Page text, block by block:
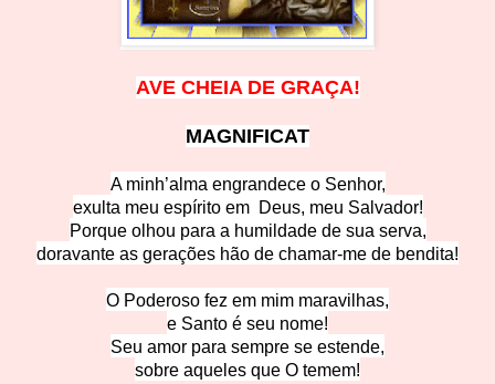
AVE CHEIA DE GRAÇA!
MAGNIFICAT
A minh’alma engrandece o Senhor,
exulta meu espírito em Deus, meu Salvador!
Porque olhou para a humildade de sua serva,
doravante as gerações hão de chamar-me de bendita!
O Poderoso fez em mim maravilhas,
e Santo é seu nome!
Seu amor para sempre se estende,
sobre aqueles que O temem!